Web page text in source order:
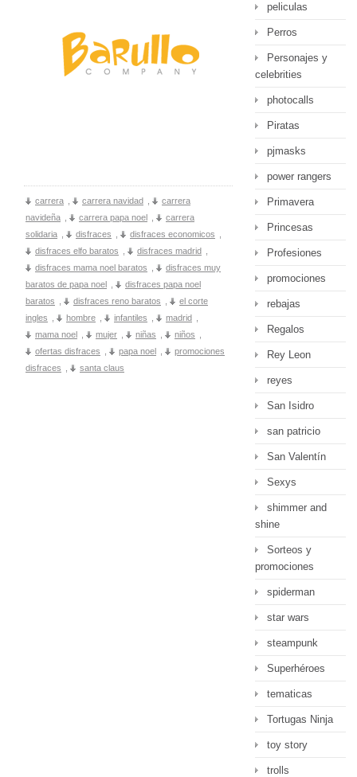
carrera carrera navidad
carrera
navideña
carrera papa noel
carrera
solidaria
disfraces disfraces economicos
disfraces elfo baratos
disfraces madrid
disfraces mama noel baratos
disfraces muy
baratos de papa noel
disfraces papa noel
baratos
disfraces reno baratos
el corte
ingles
hombre infantiles madrid
mama noel
mujer niñas niños
ofertas disfraces
papa noel
promociones
disfraces
santa claus
peliculas
Perros
Personajes y
celebrities
photocalls
Piratas
pjmasks
power rangers
Primavera
Princesas
Profesiones
promociones
rebajas
Regalos
Rey Leon
reyes
San Isidro
san patricio
San Valentín
Sexys
shimmer and
shine
Sorteos y
promociones
spiderman
star wars
steampunk
Superhéroes
tematicas
Tortugas Ninja
toy story
trolls